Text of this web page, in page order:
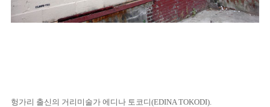
헝가리 출신의 거리미술가 에디나 토코디(EDINA TOKODI).